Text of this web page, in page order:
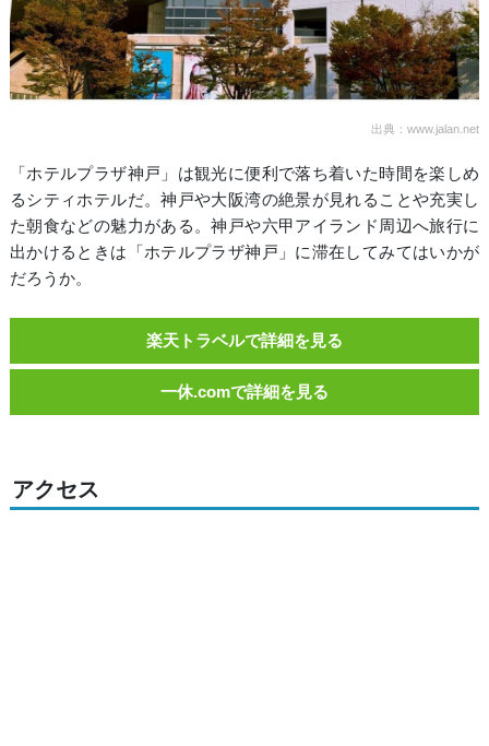
出典：www.jalan.net
「ホテルプラザ神戸」は観光に便利で落ち着いた時間を楽しめ
るシティホテルだ。神戸や大阪湾の絶景が見れることや充実し
た朝食などの魅力がある。神戸や六甲アイランド周辺へ旅行に
出かけるときは「ホテルプラザ神戸」に滞在してみてはいかが
だろうか。
楽天トラベルで詳細を見る
一休.comで詳細を見る
アクセス